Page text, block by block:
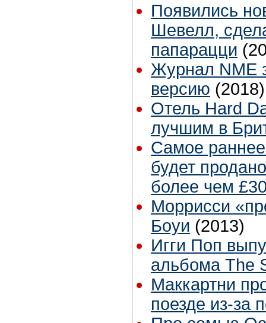
Появились
Шевелл,
папарацци
Журнал NME
версию (2018)
Отель Hard
лучшим в
Самое
будет
более чем
Моррисси
Боуи (2013)
Игги Поп
альбома The
Маккартни
поезде из-за